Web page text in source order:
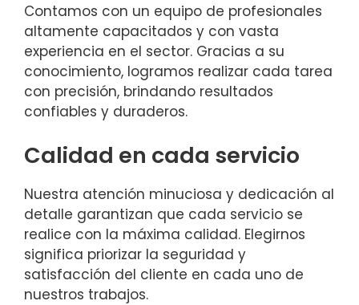
Contamos con un equipo de profesionales
altamente capacitados y con vasta
experiencia en el sector. Gracias a su
conocimiento, logramos realizar cada tarea
con precisión, brindando resultados
confiables y duraderos.
Calidad en cada servicio
Nuestra atención minuciosa y dedicación al
detalle garantizan que cada servicio se
realice con la máxima calidad. Elegirnos
significa priorizar la seguridad y
satisfacción del cliente en cada uno de
nuestros trabajos.